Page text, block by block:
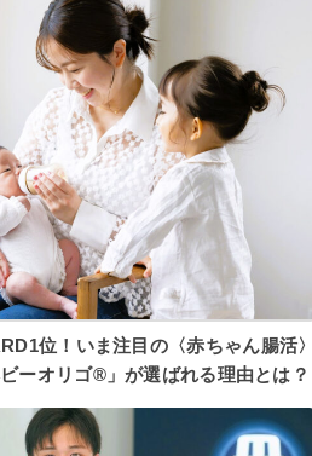
ーオリゴ®」が選ばれる理由とは？